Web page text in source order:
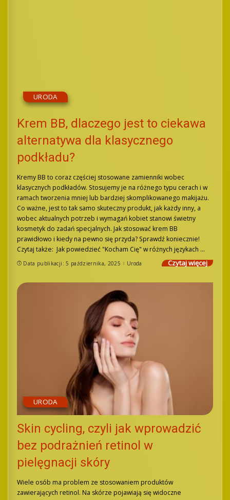
URODA
Krem BB, dlaczego jest to ciekawa
alternatywa dla klasycznego
podkładu?
Kremy BB to coraz częściej stosowane zamienniki wobec
klasycznych podkładów. Stosujemy je na różnego typu cerach i w
ramach tworzenia mniej lub bardziej skomplikowanego makijażu.
Co ważne, jest to tak samo skuteczny produkt, jak każdy inny, a
wobec aktualnych potrzeb i wymagań kobiet stanowi świetny
kosmetyk do zadań specjalnych. Jak stosować krem BB
prawidłowo i kiedy na pewno się przyda? Sprawdź koniecznie!
Czytaj także: Jak powiedzieć "Kocham Cię" w różnych językach ...
Data publikacji: 5 października, 2025 Uroda Czytaj więcej
URODA
Skin cycling, czyli jak wprowadzić
bez podrażnień retinol w
pielęgnacji skóry
Wiele osób ma problem ze stosowaniem produktów
zawierających retinol. Na skórze pojawiają się widoczne